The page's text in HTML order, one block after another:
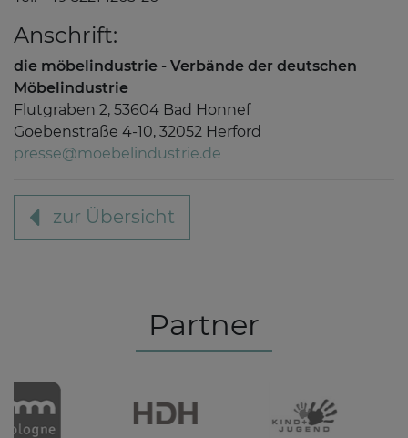
Anschrift:
die möbelindustrie - Verbände der deutschen
Möbelindustrie
Flutgraben 2, 53604 Bad Honnef
Goebenstraße 4-10, 32052 Herford
presse@moebelindustrie.de
zur Übersicht
Partner